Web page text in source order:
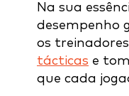
Na sua
desempenho
os
tácticas e
que cada